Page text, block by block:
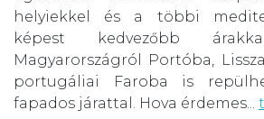
helyiekkel és a többi
képest kedvezőbb
Magyarországról Portóba,
portugáliai Faroba is
fapados járattal. Hova érdemes...